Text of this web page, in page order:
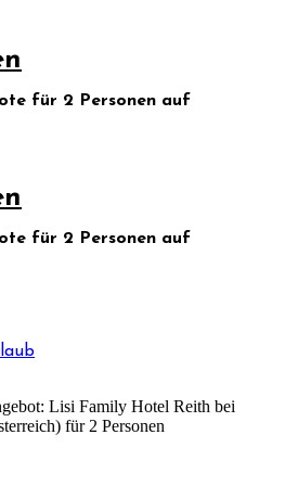
für 2 Personen auf
für 2 Personen auf
Lisi Family Hotel Reith bei
für 2 Personen